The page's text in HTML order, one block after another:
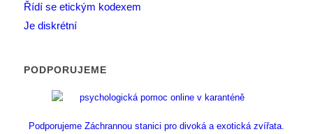
Řídí se etickým kodexem
Je diskrétní
PODPORUJEME
Podporujeme Záchrannou stanici pro divoká a exotická zvířata.